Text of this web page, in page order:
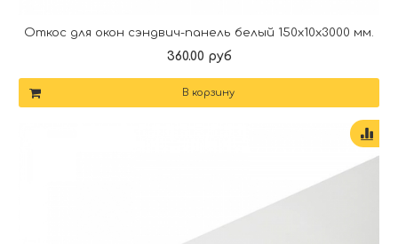
Откос для окон сэндвич-панель белый 150х10х3000 мм.
360.00 руб
В корзину